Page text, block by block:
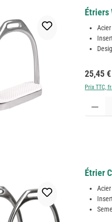
Étriers
Prix
25,45 €
Prix TTC,
Étrier